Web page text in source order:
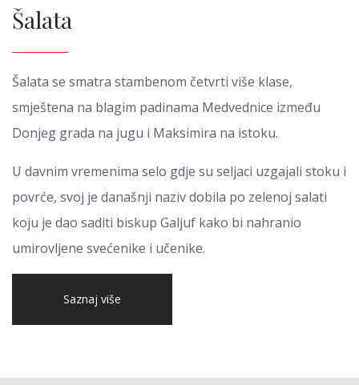
Šalata
Šalata se smatra stambenom četvrti više klase,
smještena na blagim padinama Medvednice između
Donjeg grada na jugu i Maksimira na istoku.
U davnim vremenima selo gdje su seljaci uzgajali stoku i
povrće, svoj je današnji naziv dobila po zelenoj salati
koju je dao saditi biskup Galjuf kako bi nahranio
umirovljene svećenike i učenike.
Saznaj više